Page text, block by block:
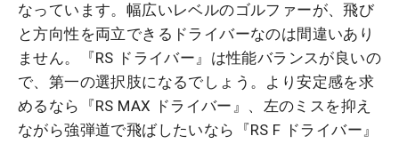
なっています。幅広いレベルのゴルファーが、飛び
と方向性を両立できるドライバーなのは間違いあり
ません。『RS ドライバー』は性能バランスが良いの
で、第一の選択肢になるでしょう。より安定感を求
めるなら『RS MAX ドライバー』、左のミスを抑え
ながら強弾道で飛ばしたいなら『RS F ドライバー』